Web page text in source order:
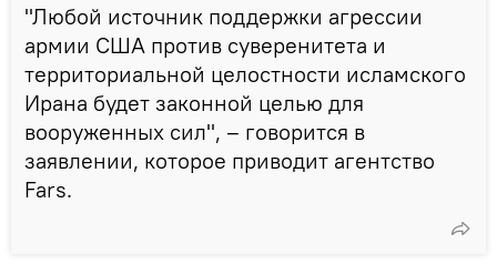
"Любой источник поддержки агрессии
армии США против суверенитета и
территориальной целостности исламского
Ирана будет законной целью для
вооруженных сил", – говорится в
заявлении, которое приводит агентство
Fars.